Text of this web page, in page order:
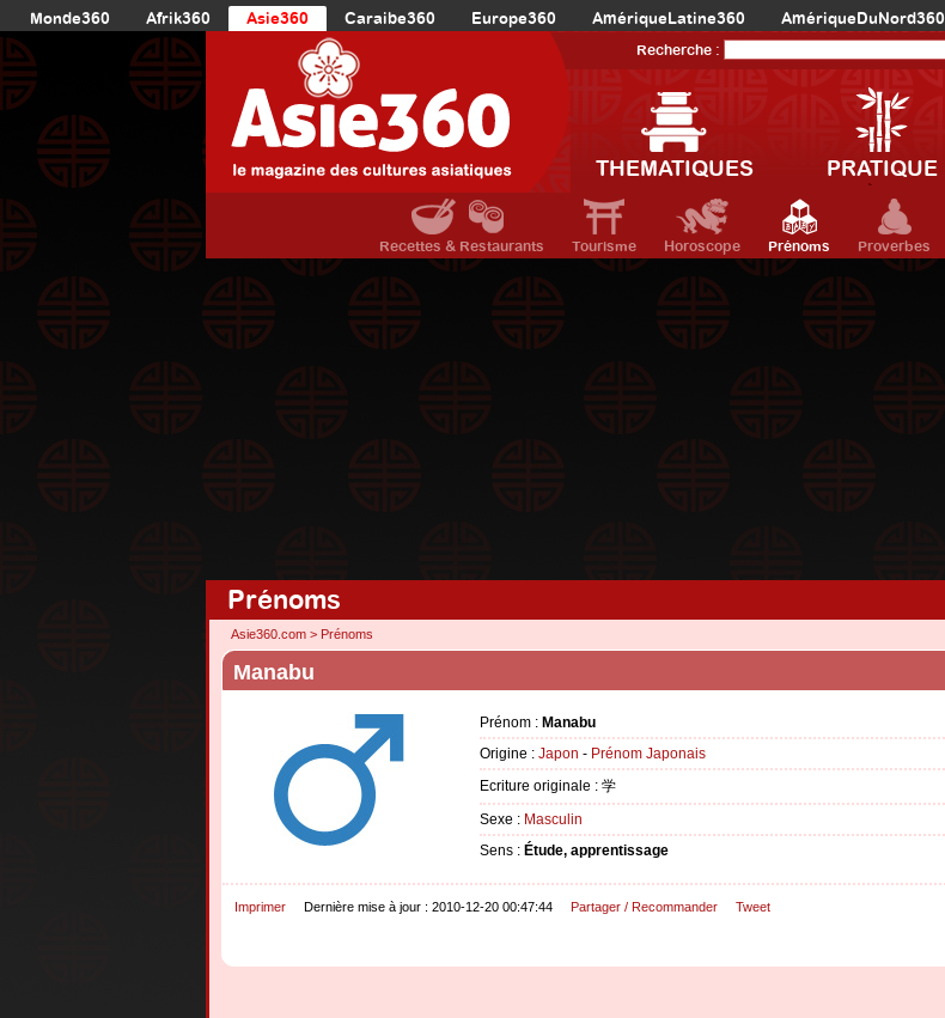
Monde360 Afrik360 Asie360 Caraibe360 Europe360 AmériqueLatine360 AmériqueDuNord360
Recherche :
THEMATIQUES PRATIQUE
Recettes & Restaurants Tourisme Horoscope Prénoms Proverbes
Prénoms
Asie360.com > Prénoms
Manabu
Prénom : Manabu
Origine : Japon - Prénom Japonais
Ecriture originale : 学
Sexe : Masculin
Sens : Étude, apprentissage
Imprimer Dernière mise à jour : 2010-12-20 00:47:44 Partager / Recommander Tweet